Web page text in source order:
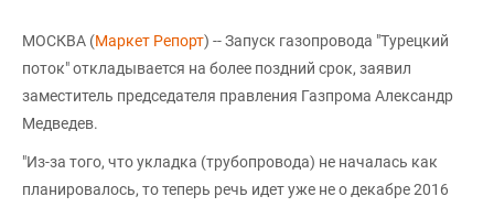
МОСКВА (Маркет Репорт) -- Запуск газопровода "Турецкий
поток" откладывается на более поздний срок, заявил
заместитель председателя правления Газпрома Александр
Медведев.
"Из-за того, что укладка (трубопровода) не началась как
планировалось, то теперь речь идет уже не о декабре 2016